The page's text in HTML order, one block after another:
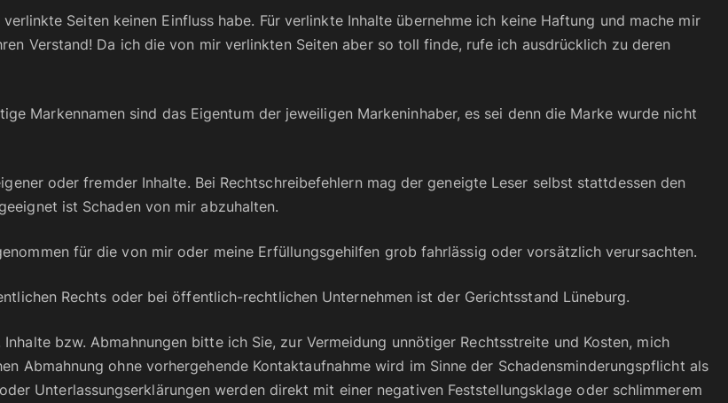
Seiten keinen Einfluss habe. Für verlinkte Inhalte übernehme ich keine Haftung und mache mir
Verstand! Da ich die von mir verlinkten Seiten aber so toll finde, rufe ich ausdrücklich zu deren
Markennamen sind das Eigentum der jeweiligen Markeninhaber, es sei denn die Marke wurde nicht
oder fremder Inhalte. Bei Rechtschreibefehlern mag der geneigte Leser selbst stattdessen den
ist Schaden von mir abzuhalten.
für die von mir oder meine Erfüllungsgehilfen grob fahrlässig oder vorsätzlich verursachten.
Rechts oder bei öffentlich-rechtlichen Unternehmen ist der Gerichtsstand Lüneburg.
bzw. Abmahnungen bitte ich Sie, zur Vermeidung unnötiger Rechtsstreite und Kosten, mich
Abmahnung ohne vorhergehende Kontaktaufnahme wird im Sinne der Schadensminderungspflicht als
Unterlassungserklärungen werden direkt mit einer negativen Feststellungsklage oder schlimmerem